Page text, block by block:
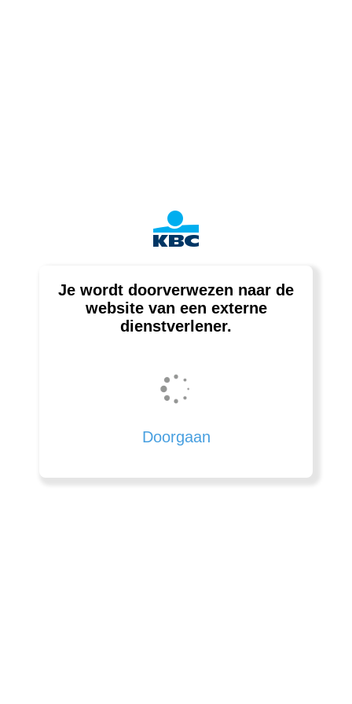
Je wordt doorverwezen naar de
website van een externe
dienstverlener.
Doorgaan